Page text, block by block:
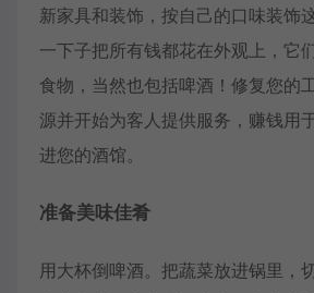
新家具和装饰，按自己的口味装饰
一下子把所有钱都花在外观上，它
食物，当然也包括啤酒！修复您的
源并开始为客人提供服务，赚钱用
进您的酒馆。
准备美味佳肴
用大杯倒啤酒。把蔬菜放进锅里，